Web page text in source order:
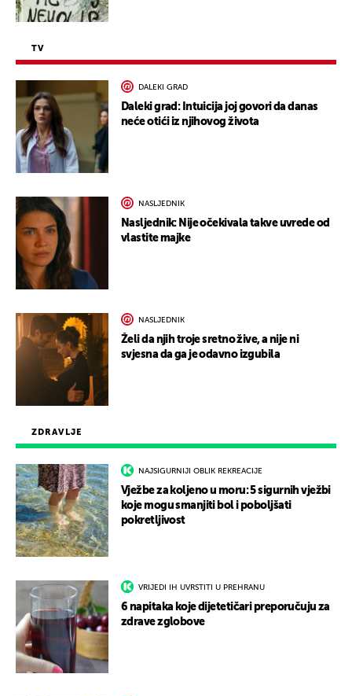
ZDRAVLJE
NAJSIGURNIJI OBLIK REKREACIJE
Vježbe za koljeno u moru: 5 sigurnih vježbi
koje mogu smanjiti bol i poboljšati
pokretljivost
VRIJEDI IH UVRSTITI U PREHRANU
6 napitaka koje dijetetičari preporučuju za
zdrave zglobove
TV
DALEKI GRAD
Daleki grad: Intuicija joj govori da danas
neće otići iz njihovog života
NASLJEDNIK
Nasljednik: Nije očekivala takve uvrede od
vlastite majke
NASLJEDNIK
Želi da njih troje sretno žive, a nije ni
svjesna da ga je odavno izgubila